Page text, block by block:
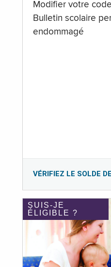
Modifier votre
Bulletin scolaire
endommagé
VÉRIFIEZ LE SOLDE
SUIS-JE
ÉLIGIBLE ?